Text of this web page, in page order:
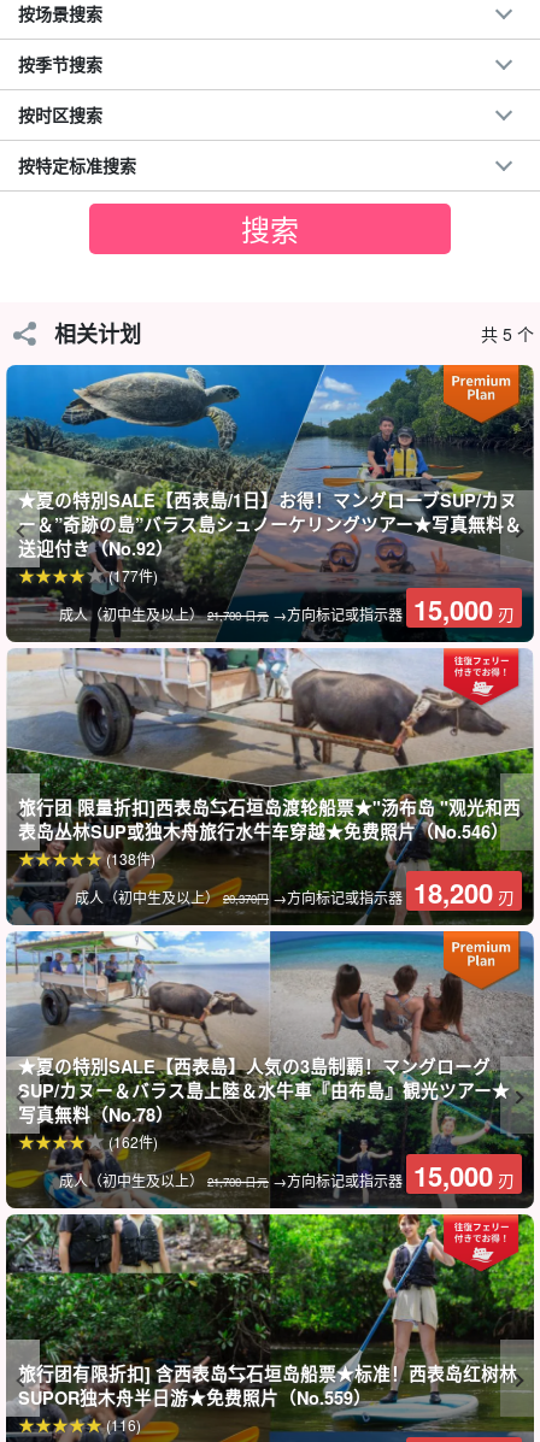
トレッキングなし！
癒し重視の“のんびり”コース
◎
穏やかなマングローブ川を進みながら、西表島の自然をのんびり
味わえます。
写真無料＆移動もラクラク
カヌー中の写真はガイドにおまかせ！データはAirDropやLINEで
そのままお渡しします♪
シャワー・貴重品預かり完備で安心◎
大原港解散なので、石垣島への移動もラクです。
⬇︎ 此游览项目也值得推荐： ⬇︎
按场景搜索
按季节搜索
按时区搜索
按特定标准搜索
相关计划 共 5 个
★夏の特別SALE【西表島/1日】お得！マングローブSUP/カヌ
ー＆”奇跡の島”バラス島シュノーケリングツアー★写真無料＆
送迎付き（No.92）
成人（初中生及以上）21,700 日元 →方向标记或指示器 15,000 刃
(177件)
旅行团 限量折扣]西表岛⇆石垣岛渡轮船票★"汤布岛 "观光和西
表岛丛林SUP或独木舟旅行水牛车穿越★免费照片（No.546）
成人（初中生及以上）20,370円→方向标记或指示器 18,200 刃
(138件)
★夏の特別SALE【西表島】人気の3島制覇！マングローグ
SUP/カヌー＆バラス島上陸＆水牛車『由布島』観光ツアー★
写真無料（No.78）
成人（初中生及以上） 21,700 日元→方向标记或指示器 15,000 刃
(162件)
旅行团有限折扣] 含西表岛⇆石垣岛船票★标准！西表岛红树林
SUPOR独木舟半日游★免费照片（No.559）
(116)